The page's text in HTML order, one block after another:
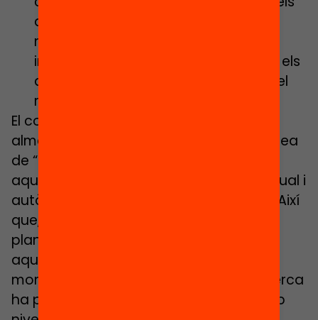
alumnes de baix rendiment aprenen
més i millor quan la correcció és
immediata, mentre que sembla que els
d’alt rendiment es beneficien més del
retorn en diferit.
El confinament ha fet desaparèixer,
almenys com la coneixíem fins ara, la idea
de “grup-classe”. El treball es produeix
aquests dies de forma molt més individual i
autònoma per part dels infants i joves. Així
que, malgrat les tasques puguin estar
planificades per a un grup d’alumnes,
aquests les duran a terme en espais,
moments i amb ritmes diversos. La recerca
ha posat de manifest que alumnes amb